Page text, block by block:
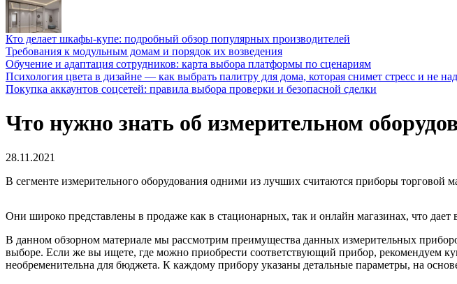
Кто делает шкафы-купе: подробный обзор популярных производителей
Требования к модульным домам и порядок их возведения
Обучение и адаптация сотрудников: карта выбора платформы по сценариям
Психология цвета в дизайне — как выбрать палитру для дома, которая снимет стресс и не
Покупка аккаунтов соцсетей: правила выбора проверки и безопасной сделки
Что нужно знать об измерительном
28.11.2021
В сегменте измерительного оборудования одними из лучших считаются приборы торговой
Они широко представлены в продаже как в стационарных, так и онлайн магазинах, что
В данном обзорном материале мы рассмотрим преимущества данных измерительных
выборе. Если же вы ищете, где можно приобрести соответствующий прибор, рекомендуем
необременительна для бюджета. К каждому прибору указаны детальные параметры, на